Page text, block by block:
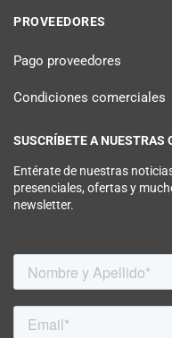
PROVEEDORES
Pago proveedores
Condiciones comerciales
SUSCRÍBETE A NUESTRAS
Entérate de nuestras
presenciales, ofertas y
newsletter.